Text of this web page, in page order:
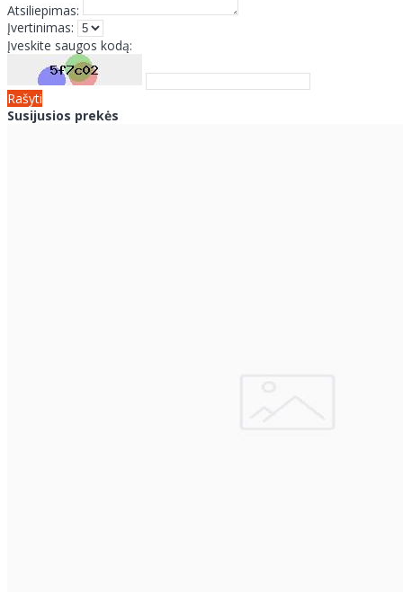
Atsiliepimas:
Įvertinimas:
Įveskite saugos kodą:
Rašyti
Susijusios prekės